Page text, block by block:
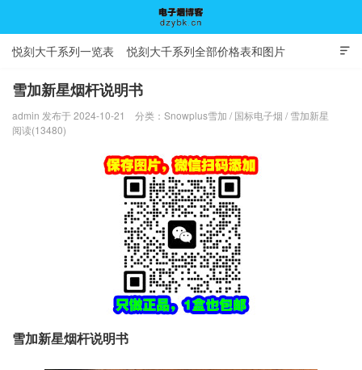

悦刻大千系列一览表 悦刻大千系列全部价格表和图片
雪加新星烟杆说明书
admin 发布于 2024-10-21 分类： Snowplus雪加 / 国标电子烟 / 雪加新星
阅读(13480)
雪加新星烟杆说明书